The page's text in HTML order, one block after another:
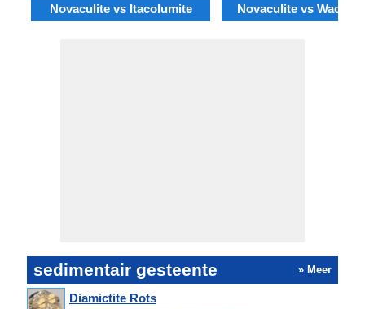
Novaculite vs Itacolumite Novaculite vs
sedimentair gesteente » Meer
Diamictite Rots